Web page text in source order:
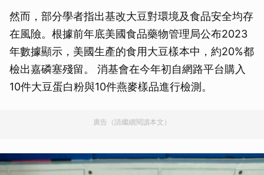
然而，部分學者指出基改大豆對環境及食品安全均存
在風險。根據前年底美國食品藥物管理局公布2023
年數據顯示，美國生產的食用大豆樣本中，約20%都
檢出嘉磷塞殘留。 消基會在今年初自網路平台購入
10件大豆蛋白粉與10件燕麥樣品進行檢測。
廣告（請繼續閱讀本文）